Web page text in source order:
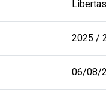
Libertas
2025 /
06/08/